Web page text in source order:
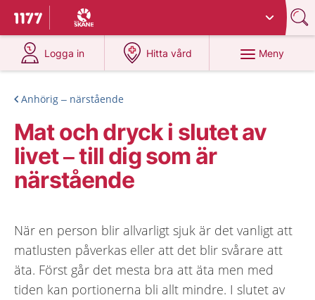
Till startsidan för 1177
Du har valt region
Logga in
på 1177.se
Hitta vård
på 1177.se
Meny
Anhörig – närstående
Mat och dryck i slutet av
livet – till dig som är
närstående
När en person blir allvarligt sjuk är det vanligt att
matlusten påverkas eller att det blir svårare att
äta. Först går det mesta bra att äta men med
tiden kan portionerna bli allt mindre. I slutet av